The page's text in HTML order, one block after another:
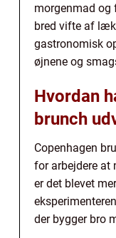
morgenmad og
bred vifte af
gastronomisk
øjnene og
Hvordan
brunch
Copenhagen
for arbejdere at
er det blevet
der bygger bro